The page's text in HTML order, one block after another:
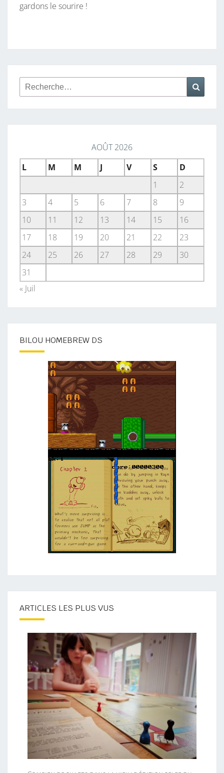
gardons le sourire !
Rechercher :
AOÛT 2026
L
M M J V S
D
1
2
3
4 5 6 7 8
9
10
11 12 13 14 15
16
17
18 19 20 21 22
23
24
25 26 27 28 29
30
31
« Juil
BILOU HOMEBREW DS
ARTICLES LES PLUS VUS